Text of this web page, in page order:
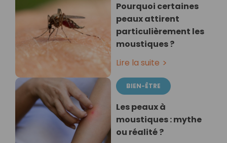
Pourquoi certaines
peaux attirent
particulièrement les
moustiques ?
Lire la suite
BIEN-ÊTRE
Les peaux à
moustiques : mythe
ou réalité ?